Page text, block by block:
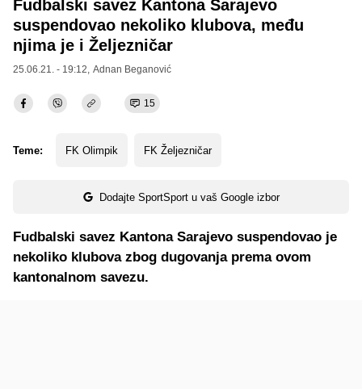
Fudbalski savez Kantona Sarajevo
suspendovao nekoliko klubova, među
njima je i Željezničar
25.06.21. - 19:12, Adnan Beganović
15
Teme: FK Olimpik FK Željezničar
Dodajte SportSport u vaš Google izbor
Fudbalski savez Kantona Sarajevo suspendovao je
nekoliko klubova zbog dugovanja prema ovom
kantonalnom savezu.